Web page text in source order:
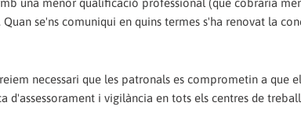
se'ns comuniqui en quins termes s'ha renovat la
necessari que les patronals es comprometin a que
d'assessorament i vigilància en tots els centres de